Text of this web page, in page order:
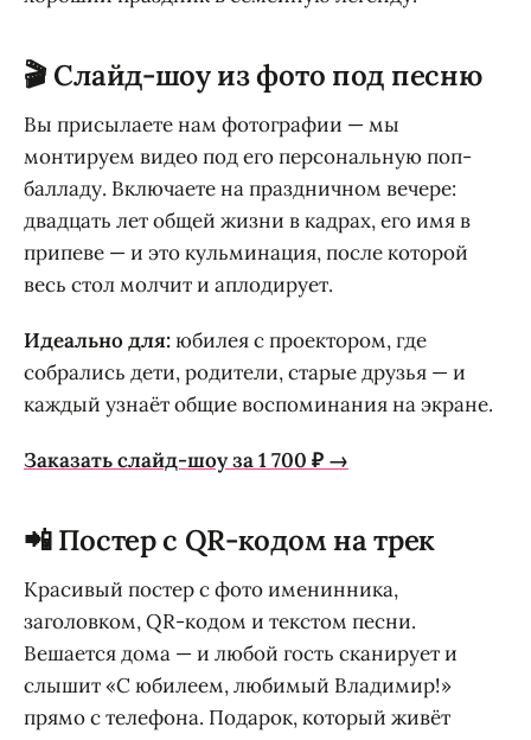
🎬 Слайд-шоу из фото под песню
Вы присылаете нам фотографии — мы
монтируем видео под его персональную поп-
балладу. Включаете на праздничном вечере:
двадцать лет общей жизни в кадрах, его имя в
припеве — и это кульминация, после которой
весь стол молчит и аплодирует.
Идеально для:юбилея с проектором, где
собрались дети, родители, старые друзья — и
каждый узнаёт общие воспоминания на экране.
Заказать слайд-шоу за 1 700 ₽ →
📲 Постер с QR-кодом на трек
Красивый постер с фото именинника,
заголовком, QR-кодом и текстом песни.
Вешается дома — и любой гость сканирует и
слышит «С юбилеем, любимый Владимир!»
прямо с телефона. Подарок, который живёт